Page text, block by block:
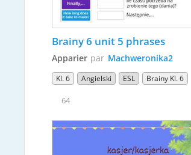
Brainy 6 unit 5 phrases
Apparier par Machweronika2
Kl. 6 Angielski ESL Brainy Kl. 6
64